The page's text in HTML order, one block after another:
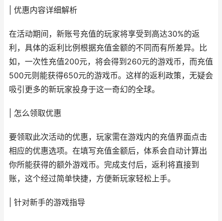
| 优惠内容详细解析
在活动期间，新账号充值的玩家将享受到高达30%的返
利，具体的返利比例根据充值金额的不同而有所差异。比
如，一次性充值200元，将会得到260元的游戏币，而充值
500元则能获得650元的游戏币。这样的返利政策，无疑会
吸引更多的新玩家投身于这一奇幻的全球。
| 怎么领取优惠
要领取此次活动的优惠，玩家需在游戏内的充值界面点击
相应的优惠选项。在填写充值金额后，体系会自动计算出
你所能获得的额外游戏币。完成支付后，返利将直接到
账，这个经过简单快捷，方便新玩家轻松上手。
| 针对新手的游戏指导